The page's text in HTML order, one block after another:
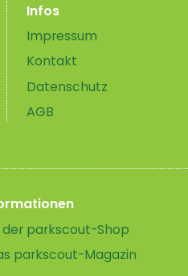
Infos
Impressum
Kontakt
Datenschutz
AGB
- der parkscout-Shop
parkscout-Magazin